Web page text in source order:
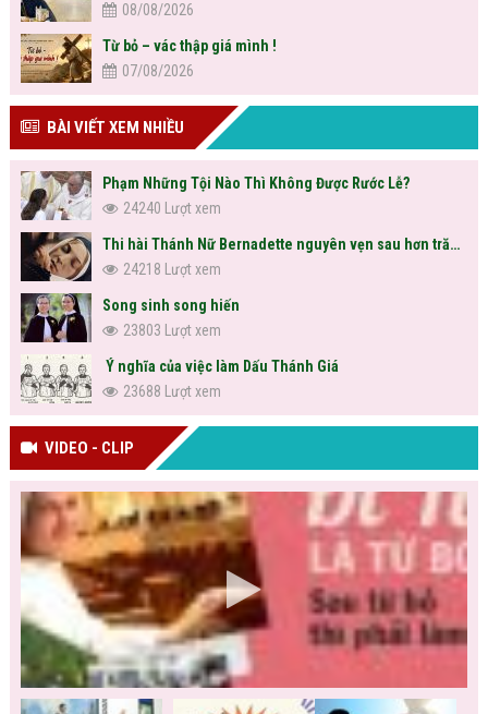
08/08/2026
Từ bỏ – vác thập giá mình !
07/08/2026
BÀI VIẾT XEM NHIỀU
Phạm Những Tội Nào Thì Không Được Rước Lễ?
24240 Lượt xem
Thi hài Thánh Nữ Bernadette nguyên vẹn sau hơn trăm năm
24218 Lượt xem
Song sinh song hiến
23803 Lượt xem
Ý nghĩa của việc làm Dấu Thánh Giá
23688 Lượt xem
VIDEO - CLIP